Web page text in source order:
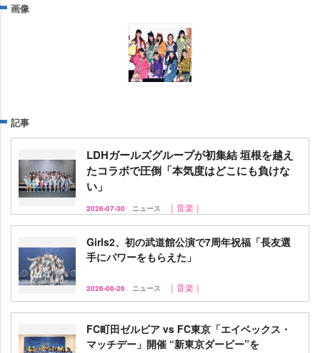
画像
記事
LDHガールズグループが初集結 垣根を越え
たコラボで圧倒「本気度はどこにも負けな
い」
2026-07-30 ニュース ｜音楽｜
Girls2、初の武道館公演で7周年祝福「長友選
手にパワーをもらえた」
2026-06-26 ニュース ｜音楽｜
FC町田ゼルビア vs FC東京「エイベックス・
マッチデー」開催 “新東京ダービー”を